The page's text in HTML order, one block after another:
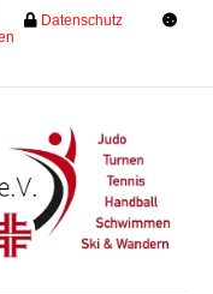
Datenschutz